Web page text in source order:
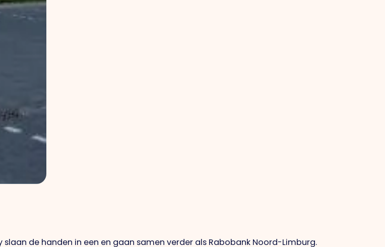
slaan de handen in een en gaan samen verder als Rabobank Noord-Limburg.